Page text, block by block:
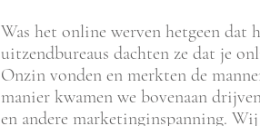
Was het online werven hetgeen dat
uitzendbureaus dachten ze dat je
Onzin vonden en merkten de
manier kwamen we bovenaan
en andere marketinginspanning.